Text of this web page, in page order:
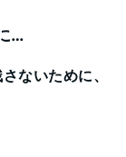
…
ないために、